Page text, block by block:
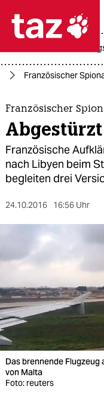

themen
politik
öko
gesellschaft
nord
wahrheit
verlag
verlag
Französischer
Französischer
Französische
nach Libyen beim
begleiten drei
24.10.2016 16:56 Uhr
Das brennende
von Malta
Foto: reuters